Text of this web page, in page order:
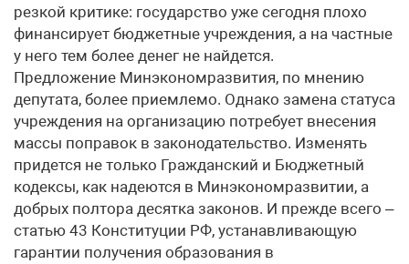
резкой критике: государство уже сегодня плохо
финансирует бюджетные учреждения, а на частные
у него тем более денег не найдется.
Предложение Минэкономразвития, по мнению
депутата, более приемлемо. Однако замена статуса
учреждения на организацию потребует внесения
массы поправок в законодательство. Изменять
придется не только Гражданский и Бюджетный
кодексы, как надеются в Минэкономразвитии, а
добрых полтора десятка законов. И прежде всего –
статью 43 Конституции РФ, устанавливающую
гарантии получения образования в